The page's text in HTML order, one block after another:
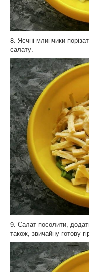
8. Яєчні млинчики
салату.
9. Салат посолити,
також, звичайну готову